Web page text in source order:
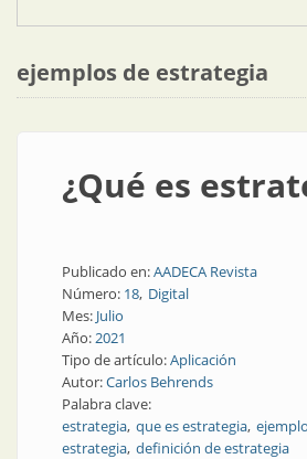
ejemplos de estrategia
¿Qué es
Publicado en:AADECA Revista
Número: 18 Digital
Mes: Julio
Año:2021
Tipo de artículo:Aplicación
Autor:Carlos Behrends
Palabra clave:
estrategia que es estrategia
estrategia definición de estrategia